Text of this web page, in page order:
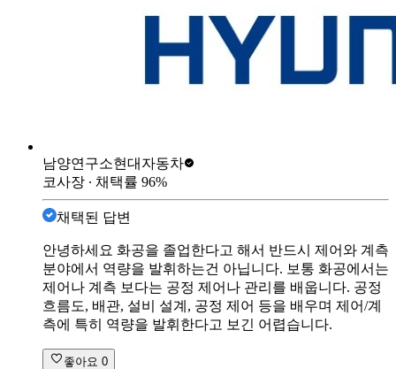
남양연구소현대자동차
코사장 ∙ 채택률 96%
채택된 답변
안녕하세요 화공을 졸업한다고 해서 반드시 제어와 계측
분야에서 역량을 발휘하는건 아닙니다. 보통 화공에서는
제어나 계측 보다는 공정 제어나 관리를 배웁니다. 공정
흐름도, 배관, 설비 설계, 공정 제어 등을 배우며 제어/계
측에 특히 역량을 발휘한다고 보긴 어렵습니다.
좋아요 0